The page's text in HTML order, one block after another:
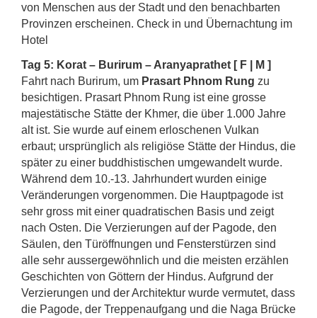
von Menschen aus der Stadt und den benachbarten
Provinzen erscheinen. Check in und Übernachtung im
Hotel
Tag 5: Korat – Burirum – Aranyaprathet [ F | M ]
Fahrt nach Burirum, um Prasart Phnom Rung zu
besichtigen. Prasart Phnom Rung ist eine grosse
majestätische Stätte der Khmer, die über 1.000 Jahre
alt ist. Sie wurde auf einem erloschenen Vulkan
erbaut; ursprünglich als religiöse Stätte der Hindus, die
später zu einer buddhistischen umgewandelt wurde.
Während dem 10.-13. Jahrhundert wurden einige
Veränderungen vorgenommen. Die Hauptpagode ist
sehr gross mit einer quadratischen Basis und zeigt
nach Osten. Die Verzierungen auf der Pagode, den
Säulen, den Türöffnungen und Fensterstürzen sind
alle sehr aussergewöhnlich und die meisten erzählen
Geschichten von Göttern der Hindus. Aufgrund der
Verzierungen und der Architektur wurde vermutet, dass
die Pagode, der Treppenaufgang und die Naga Brücke